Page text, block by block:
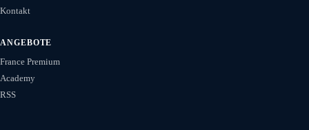
Kontakt
ANGEBOTE
France Premium
Academy
RSS